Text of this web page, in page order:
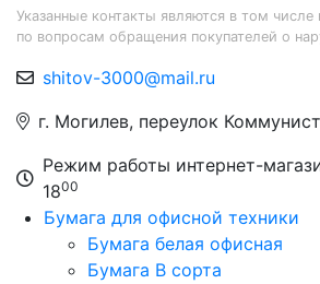
Указанные контакты являются в том числе
по вопросам обращения покупателей о
shitov-3000@mail.ru
г. Могилев, переулок
Режим работы интернет-
1800
Бумага для офисной техники
Бумага белая офисная
Бумага B сорта